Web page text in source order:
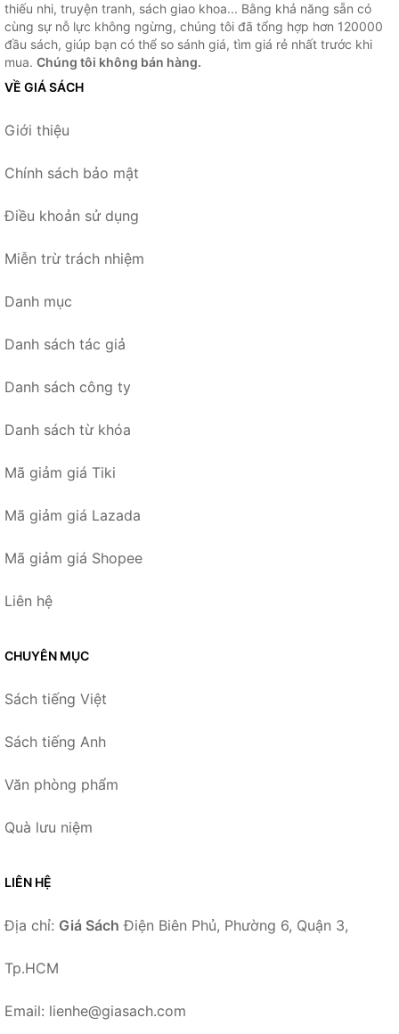
thiếu nhi, truyện tranh, sách giao khoa... Bằng khả năng sẵn có
cùng sự nỗ lực không ngừng, chúng tôi đã tổng hợp hơn 120000
đầu sách, giúp bạn có thể so sánh giá, tìm giá rẻ nhất trước khi
mua. Chúng tôi không bán hàng.
VỀ GIÁ SÁCH
Giới thiệu
Chính sách bảo mật
Điều khoản sử dụng
Miễn trừ trách nhiệm
Danh mục
Danh sách tác giả
Danh sách công ty
Danh sách từ khóa
Mã giảm giá Tiki
Mã giảm giá Lazada
Mã giảm giá Shopee
Liên hệ
CHUYÊN MỤC
Sách tiếng Việt
Sách tiếng Anh
Văn phòng phẩm
Quà lưu niệm
LIÊN HỆ
Địa chỉ: Giá Sách Điện Biên Phủ, Phường 6, Quận 3,
Tp.HCM
Email: lienhe@giasach.com